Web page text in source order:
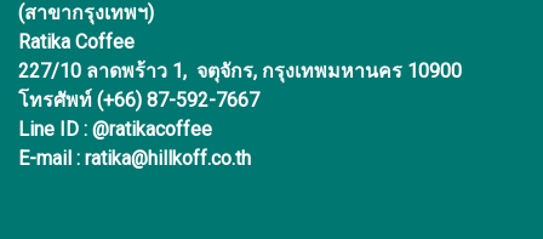
(สาขากรุงเทพฯ)
Ratika Coffee
227/10 ลาดพร้าว 1, จตุจักร, กรุงเทพมหานคร 10900
โทรศัพท์ (+66) 87-592-7667
Line ID : @ratikacoffee
E-mail : ratika@hillkoff.co.th